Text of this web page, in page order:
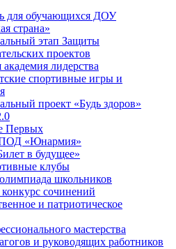
для обучающихся ДОУ
страна»
этап Защиты
проектов
академия лидерства
спортивные игры и
проект «Будь здоров»
Первых
«Юнармия»
в будущее»
клубы
школьников
сочинений
и патриотическое
мастерства
и руководящих работников